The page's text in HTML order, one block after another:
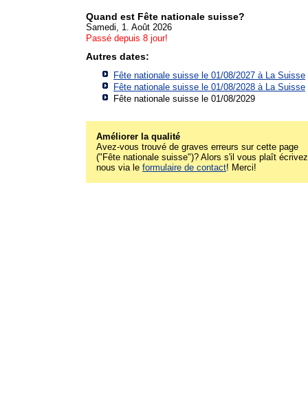
Quand est Fête nationale suisse?
Samedi, 1. Août 2026
Passé depuis 8 jour!
Autres dates:
Fête nationale suisse le 01/08/2027 à
La Suisse
Fête nationale suisse le 01/08/2028 à
La Suisse
Fête nationale suisse le 01/08/2029
Améliorer la qualité
Avez-vous trouvé de graves erreurs sur cette page
("Fête nationale suisse")? Alors s'il vous plaît
nous via le formulaire de contact! Merci!